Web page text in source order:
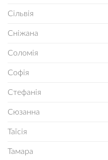
Сільвія
Сніжана
Соломія
Софія
Стефанія
Сюзанна
Таїсія
Тамара